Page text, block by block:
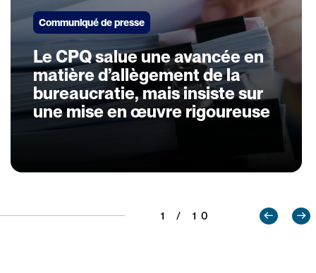
Communiqué de presse
Le CPQ salue une avancée en
matière d’allègement de la
bureaucratie, mais insiste sur
une mise en œuvre rigoureuse
1 / 10